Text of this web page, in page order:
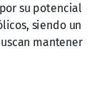
su potencial
siendo un
mantener